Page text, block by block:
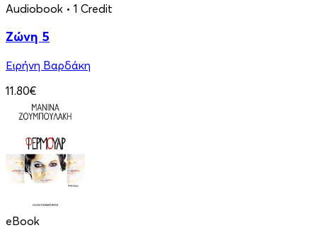
Audiobook • 1 Credit
Ζώνη 5
Ειρήνη Βαρδάκη
11.80€
eBook